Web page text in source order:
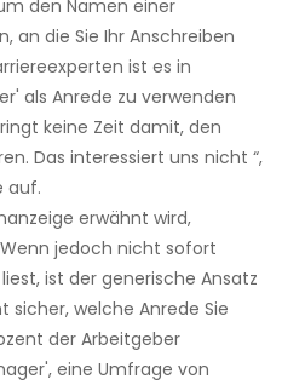
den Namen einer
an die Sie Ihr Anschreiben
ist es in
als Anrede zu verwenden
keine Zeit damit, den
Das interessiert uns nicht “,
auf.
erwähnt wird,
jedoch nicht sofort
ist der generische Ansatz
sicher, welche Anrede Sie
der Arbeitgeber
eine Umfrage von